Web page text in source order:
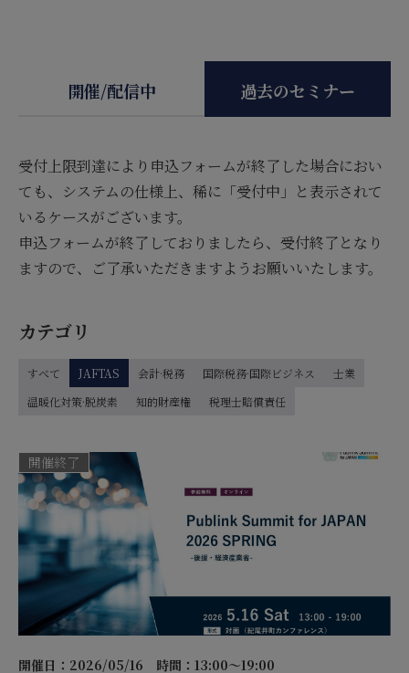
開催/配信中 過去のセミナー
受付上限到達により申込フォームが終了した場合におい
ても、システムの仕様上、稀に「受付中」と表示されて
いるケースがございます。
申込フォームが終了しておりましたら、受付終了となり
ますので、ご了承いただきますようお願いいたします。
カテゴリ
すべて JAFTAS 会計·税務 国際税務·国際ビジネス
士業
温暖化対策·脱炭素
知的財産権 税理士賠償責任
開催終了
開催日：2026/05/16 時間：13:00～19:00